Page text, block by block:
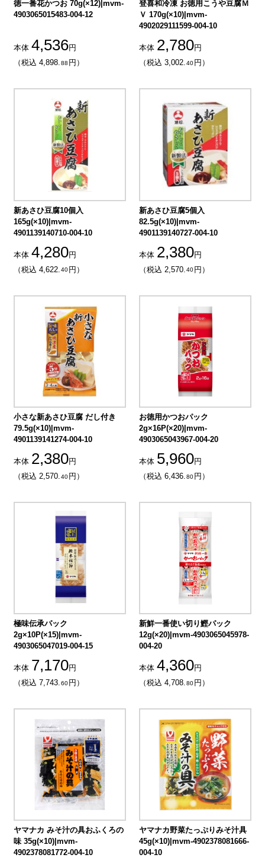
徳一番花かつお 70g(×12)|mvm-
4903065015483-004-12
本体 4,536円
（税込 4,898.88 円）
登喜和冷凍 お徳用こうや豆腐Ｍ
Ｖ 170g(×10)|mvm-
4902029111599-004-10
本体 2,780円
（税込 3,002.40 円）
新あさひ豆腐10個入
165g(×10)|mvm-
4901139140710-004-10
本体 4,280円
（税込 4,622. 40 円）
新あさひ豆腐5個入
82.5g(×10)|mvm-
4901139140727-004-10
本体 2,380円
（税込 2,570. 40円）
小さな新あさひ豆腐 だし付き
79.5g(×10)|mvm-
4901139141274-004-10
本体 2,380円
（税込 2,570. 40 円）
お徳用かつおパック
2g×16P(×20)|mvm-
4903065043967-004-20
本体 5,960円
（税込 6,436. 80円）
極味伝承パック
2g×10P(×15)|mvm-
4903065047019-004-15
本体 7,170円
（税込 7,743. 60 円）
新鮮一番使い切り鰹パック
12g(×20)|mvm-4903065045978-
004-20
本体 4,360円
（税込 4,708. 80円）
ヤマナカ みそ汁の具おふくろの
味 35g(×10)|mvm-
4902378081772-004-10
ヤマナカ野菜たっぷりみそ汁具
45g(×10)|mvm-4902378081666-
004-10